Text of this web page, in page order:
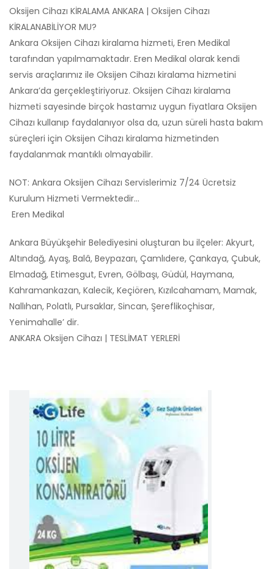
Oksijen Cihazı KİRALAMA ANKARA | Oksijen Cihazı
KİRALANABİLİYOR MU?
Ankara Oksijen Cihazı kiralama hizmeti, Eren Medikal
tarafından yapılmamaktadır. Eren Medikal olarak kendi
servis araçlarımız ile Oksijen Cihazı kiralama hizmetini
Ankara’da gerçekleştiriyoruz. Oksijen Cihazı kiralama
hizmeti sayesinde birçok hastamız uygun fiyatlara Oksijen
Cihazı kullanıp faydalanıyor olsa da, uzun süreli hasta bakım
süreçleri için Oksijen Cihazı kiralama hizmetinden
faydalanmak mantıklı olmayabilir.
NOT: Ankara Oksijen Cihazı Servislerimiz 7/24 Ücretsiz
Kurulum Hizmeti Vermektedir…
Eren Medikal
Ankara Büyükşehir Belediyesini oluşturan bu ilçeler: Akyurt,
Altındağ, Ayaş, Balâ, Beypazarı, Çamlıdere, Çankaya, Çubuk,
Elmadağ, Etimesgut, Evren, Gölbaşı, Güdül, Haymana,
Kahramankazan, Kalecik, Keçiören, Kızılcahamam, Mamak,
Nallıhan, Polatlı, Pursaklar, Sincan, Şereflikoçhisar,
Yenimahalle’ dir.
ANKARA Oksijen Cihazı | TESLİMAT YERLERİ